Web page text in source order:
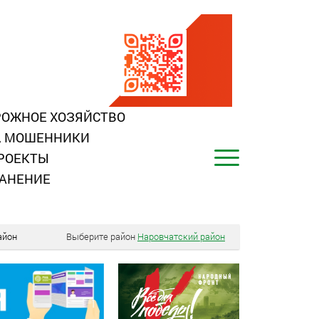
ХОЗЯЙСТВО
МОШЕННИКИ
Выберите район Наровчатский район